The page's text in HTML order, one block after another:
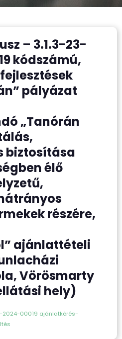
– 3.1.3-23-
kódszámú,
pályázat
„Tanórán
biztosítása
élő
részére,
ajánlattételi
Vörösmarty
hely)
2024-00019 ajánlatkérés-